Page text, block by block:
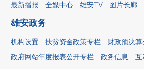
最新播报 全媒中心 雄安TV 图片长廊
雄安政务
机构设置 扶贫资金政策专栏
财政预决
政府网站年度报表公开专栏
政务信息 互